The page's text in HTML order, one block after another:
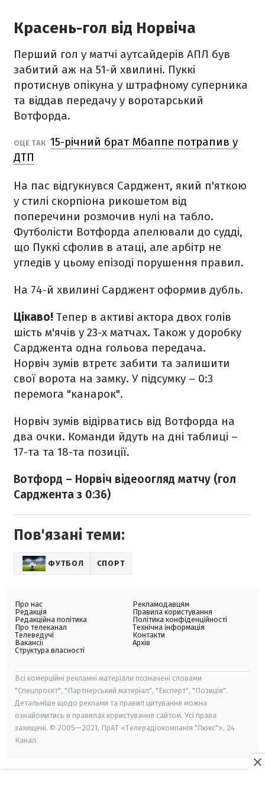
Красень-гол від Норвіча
Перший гол у матчі аутсайдерів АПЛ був
забитий аж на 51-й хвилині. Пуккі
протиснув опікуна у штрафному суперника
та віддав передачу у воротарський
Вотфорда.
ОЦЕ ТАК 15-річний брат Мбаппе потрапив у
ДТП
На пас відгукнувся Сарджент, який п'яткою
у стилі скорпіона рикошетом від
поперечини розмочив нулі на табло.
Футболісти Вотфорда апелювали до судді,
що Пуккі сфолив в атаці, але арбітр не
угледів у цьому епізоді порушення правил.
На 74-й хвилині Сарджент оформив дубль.
Цікаво! Тепер в активі актора двох голів
шість м'ячів у 23-х матчах. Також у доробку
Сарджента одна гольова передача.
Норвіч зумів втретє забити та залишити
свої ворота на замку. У підсумку – 0:3
перемога "канарок".
Норвіч зумів відірватись від Вотфорда на
два очки. Команди йдуть на дні таблиці –
17-та та 18-та позиції.
Вотфорд – Норвіч відеоогляд матчу (гол
Сарджента з 0:36)
Пов'язані теми:
ФУТБОЛ СПОРТ
Про нас
Редакція
Редакційна політика
Про телеканал
Телеведучі
Вакансії
Структура власності
Рекламодавцям
Правила користування
Політика конфіденційності
Технічна інформація
Контакти
Архів
Всі комерційні рекламні матеріали позначені словами
"Спецпроєкт", "Партнерський матеріал", "Експерт", "Позиція".
Детальніше щодо реклами та правил цитування можна
ознайомитись в правилах користування сайтом. Усі права
захищені. © 2005—2021, ПрАТ «Телерадіокомпанія "Люкс"», 24
Канал.